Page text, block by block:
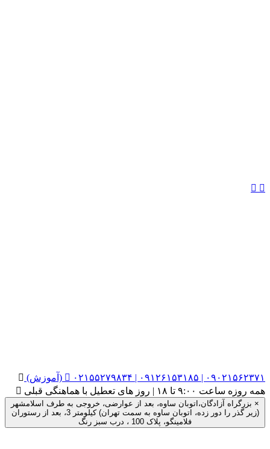
 
 ۰۲۱۵۵۲۷۹۸۳۴ | ۰۹۱۲۶۱۵۳۱۸۵ | ۰۹۰۲۱۵۶۲۳۷۱ (آموزش)

همه روزه ساعت ۹:۰۰ تا ۱۸ | روز های تعطیل با هماهنگی قبلی

× بزرگراه آزادگان،اتوبان ساوه، بعد از عوارضی، خروجی به طرف اسلامشهر
(زیر گذر را دور زده، اتوبان ساوه به سمت تهران) کیلومتر 3، بعد از رستوران
فلامینگو، پلاک 100 ، درب سبز رنگ